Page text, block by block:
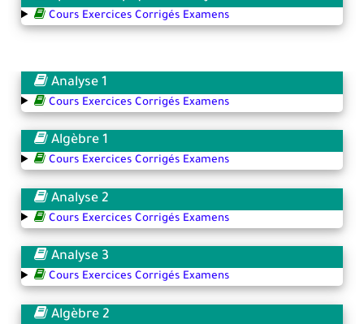
Cours Exercices Corrigés Examens
Analyse 1
Cours Exercices Corrigés Examens
Algèbre 1
Cours Exercices Corrigés Examens
Analyse 2
Cours Exercices Corrigés Examens
Analyse 3
Cours Exercices Corrigés Examens
Algèbre 2